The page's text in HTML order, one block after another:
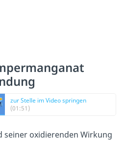
zur Stelle im Video springen
(01:51)
seiner oxidierenden Wirkung